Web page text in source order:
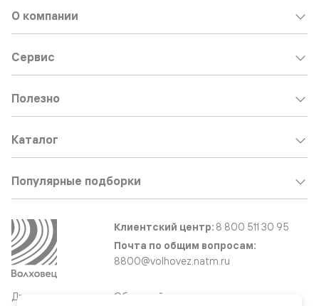
Двери
О компании
Сервис
Полезно
Каталог
Популярные подборки
Клиентский центр: 8 800 511 30 95
Почта по общим вопросам:
8800@volhovez.natm.ru
Обратный звонок